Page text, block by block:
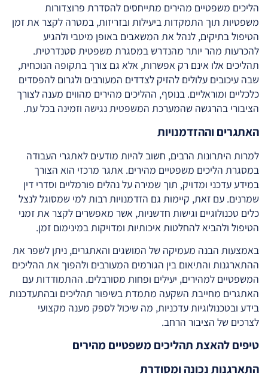
הליכים משפטיים מהירים מתייחסים להסדרת פרוצדורות
משפטיות תוך התמקדות ביעילות ובזריזות, במטרה לקצר את זמן
הטיפול בתיקים, לנהל את המשאבים באופן מיטבי ולהגיע
להכרעות מהר יותר מהנדרש במסגרת משפטית סטנדרטית.
תהליכים אלו אינם רק אפשרות, אלא גם צורך בתקופה הנוכחית,
שבה עיכובים עלולים להזיק לצדדים המעורבים ולגרום להפסדים
כלכליים ומוראליים. בנוסף, ההליכים מהירים מהווים מענה לצורך
הציבורי בהרגשה שהמערכת המשפטית נגישה וזמינה בכל עת.
האתגרים וההזדמנויות
למרות היתרונות הרבים, חשוב להיות מודעים לאתגרי העבודה
במסגרת הליכים משפטיים מהירים. אתגר מרכזי הוא הצורך
במידע עדכני ומדויק, תוך שמירה על נהלים פורמליים וסדרי דין
שמרנים. עם זאת, קיימות גם הזדמנויות רבות למי שמסוגל לנצל
כלים טכנולוגיים וגישות חדשניות, אשר מאפשרים לקצר את זמני
הטיפול ולהביא להחלטות איכותיות ומדויקות במינימום זמן.
באמצעות הבנה מעמיקה של המושגים והאתגרים, ניתן לשפר את
ההתארגנות והתיאום בין הגורמים המעורבים ולהפוך את ההליכים
המשפטיים למהירים, יעילים ופחות מסורבלים. ​​ההתמודדות עם
האתגרים מחייבת השקעה מתמדת בשיפור תהליכים ובהתעדכנות
בידע ובטכנולוגיות עדכניות, מה שיכול לספק מענה מקצועי
לצרכים של הציבור הרחב.
טיפים להאצת תהליכים משפטיים מהירים
התארגנות נכונה ומסודרת